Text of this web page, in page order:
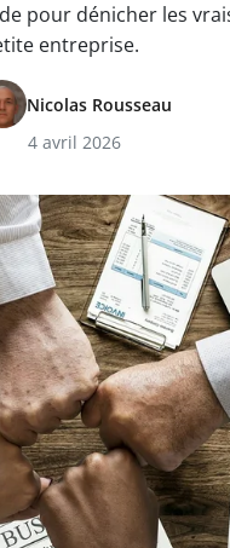
pour dénicher les
entreprise.
Nicolas Rousseau
4 avril 2026